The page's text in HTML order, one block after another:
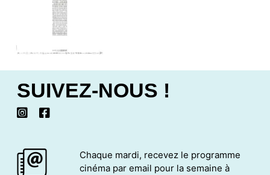
SUIVEZ-NOUS !
Chaque mardi, recevez le programme
cinéma par email pour la semaine à